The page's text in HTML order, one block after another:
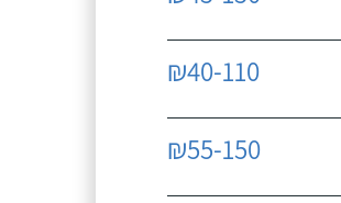
₪40-110
₪55-150